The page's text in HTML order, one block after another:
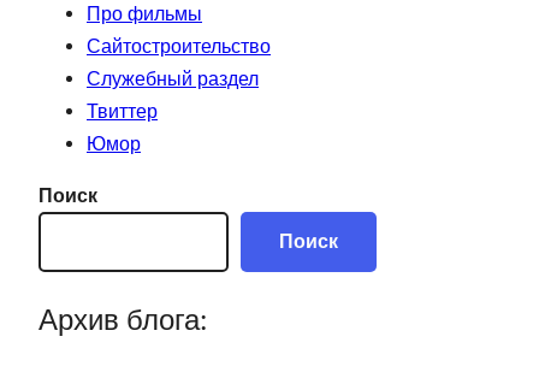
Про фильмы
Сайтостроительство
Служебный раздел
Твиттер
Юмор
Поиск
Поиск
Архив блога: